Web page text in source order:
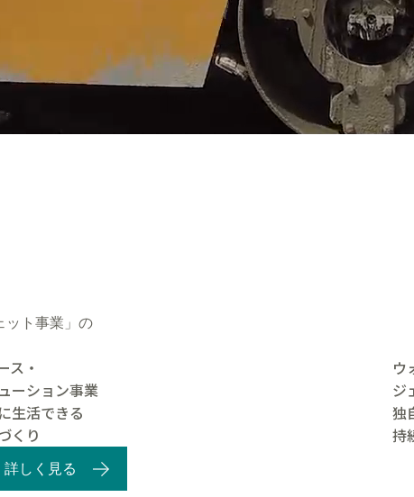
ット事業」の
ス・
ーション事業
生活できる
くり
ウ
ジ
独
持
詳しく見る